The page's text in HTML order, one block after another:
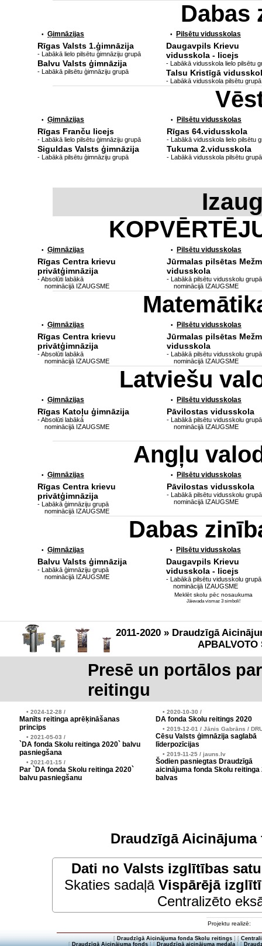
Dabas
• Ģimnāzijas
Rīgas Valsts 1.ģimnāzija
- Labākā lielo pilsētu ģimnāziju grupā
Balvu Valsts ģimnāzija
- Labākā pilsētu ģimnāziju grupā
• Pilsētu vidusskolas
Daugavpils Krievu
vidusskola - licejs
- Labākā vidusskola lielo pilsētu
Talsu Kristīgā
- Labākā vidusskola pilsētu grupā
• Ģimnāzijas
Rīgas Franču licejs
- Labākā lielo pilsētu ģimnāziju grupā
Siguldas Valsts ģimnāzija
- Labākā pilsētu ģimnāziju grupā
• Pilsētu vidusskolas
Rīgas 64.vidusskola
- Labākā vidusskola lielo pilsētu
Tukuma 2.vidusskola
- Labākā vidusskola pilsētu grupā
• Ģimnāzijas
Rīgas Centra krievu
privātģimnāzija
- Absolūti labākā
nominācijā IZAUGSME
• Pilsētu vidusskolas
Jūrmalas pilsētas
vidusskola
- Labākā pilsētu vidusskolu grupā
nominācijā IZAUGSME
• Ģimnāzijas
Rīgas Centra krievu
privātģimnāzija
- Absolūti labākā
nominācijā IZAUGSME
• Pilsētu vidusskolas
Jūrmalas pilsētas
vidusskola
- Labākā pilsētu vidusskolu grupā
nominācijā IZAUGSME
Latviešu
• Ģimnāzijas
Rīgas Katoļu ģimnāzija
- Absolūti labākā
nominācijā IZAUGSME
• Pilsētu vidusskolas
Pāvilostas vidusskola
- Labākā pilsētu vidusskolu grupā
nominācijā IZAUGSME
Angļu
• Ģimnāzijas
Rīgas Centra krievu
privātģimnāzija
- Labākā ģimnāziju grupā
nominācijā IZAUGSME
• Pilsētu vidusskolas
Pāvilostas vidusskola
- Labākā pilsētu vidusskolu grupā
nominācijā IZAUGSME
Dabas
• Ģimnāzijas
Balvu Valsts ģimnāzija
- Labākā ģimnāziju grupā
nominācijā IZAUGSME
• Pilsētu vidusskolas
Daugavpils Krievu
vidusskola - licejs
- Labākā pilsētu vidusskolu grupā
nominācijā IZAUGSME
Meklēt skolu pēc nosaukuma
Jāievada vismaz 3 simboli!
2011-2020 » Draudzīgā
APBALVOTO
Presē un portālos
reitingu
• 2024-12-28 /
Manīts reitinga aprēķināšanas
princips
• 2021-05-03 /
`DA fonda Skolu reitinga 2020` balvu
pasniegšana
• 2021-01-15 /
Par `DA fonda Skolu reitinga 2020`
balvu pasniegšanu
• 2020-10-30 /
DA fonda Skolu reitings 2020
• 2019-12-01 / Jānis Gabrāns /
Cēsu Valsts ģimnāzija saglabā
līderpozīcijas
• 2019-11-25 / jauns.lv
Šodien pasniegtas Draudzīgā
aicinājuma fonda Skolu reitinga
balvas
Draudzīgā
Dati no Valsts izglītības
Skaties sadaļā Vispārējā
Centralizēto
Projektu realizē:
[ Draudzīgā Aicinājuma fonda Skolu reitings] [
[Draudzīgā Aicinājuma fonds] [Draudzīgā aicinājuma medaļa] [